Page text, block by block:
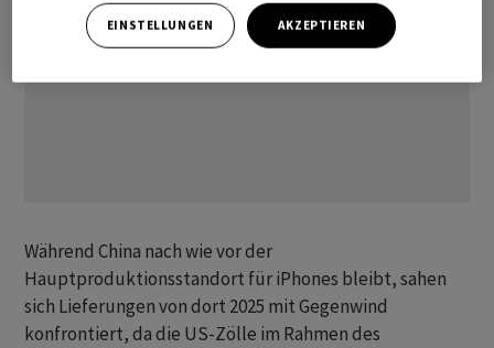
Während China nach wie vor der
Hauptproduktionsstandort für iPhones bleibt, sahen
sich Lieferungen von dort 2025 mit Gegenwind
konfrontiert, da die US-Zölle im Rahmen des
EINSTELLUNGEN AKZEPTIEREN